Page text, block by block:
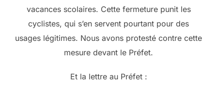
vacances scolaires. Cette fermeture punit les
cyclistes, qui s’en servent pourtant pour des
usages légitimes. Nous avons protesté contre cette
mesure devant le Préfet.
Et la lettre au Préfet :